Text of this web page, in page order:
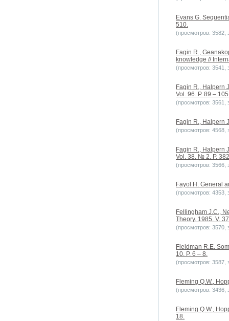
Evans G.
510.
(просмотров: 3582,
Fagin R.,
knowledge //
(просмотров: 3541,
Fagin R., Halpern
Vol. 96. P. 89 –
(просмотров: 3561,
Fagin R., Halpern
(просмотров: 4568,
Fagin R., Halpern
Vol. 38. № 2. P.
(просмотров: 3566,
Fayol H. General
(просмотров: 4353,
Fellingham J.C.,
Theory. 1985. V.
(просмотров: 3570,
Fieldman R.E.
10. P. 6 – 8.
(просмотров: 3587,
Fleming Q.W.,
(просмотров: 3436,
Fleming Q.W.,
18.